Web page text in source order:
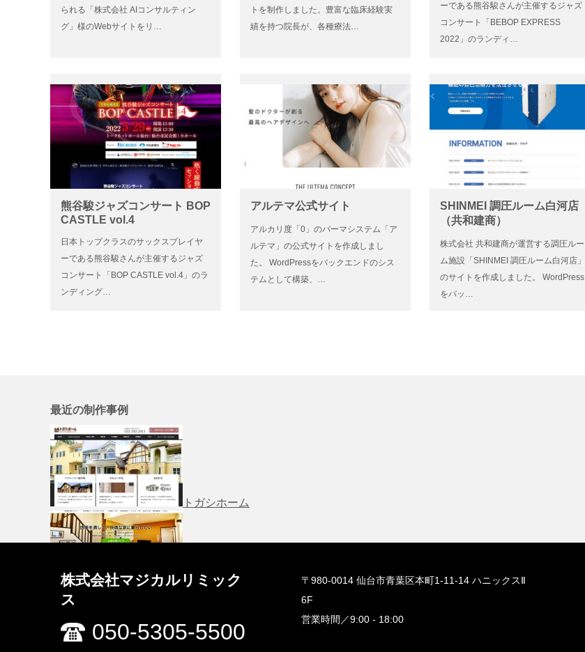
られる「株式会社 AIコンサルティン
グ」様のWebサイトをリ…
トを制作しました。豊富な臨床経験実
績を持つ院長が、各種療法…
ーである熊谷駿さんが主催するジャズ
コンサート「BEBOP EXPRESS
2022」のランディ…
熊谷駿ジャズコンサート BOP
CASTLE vol.4
日本トップクラスのサックスプレイヤ
ーである熊谷駿さんが主催するジャズ
コンサート「BOP CASTLE vol.4」のラ
ンディング…
アルテマ公式サイト
アルカリ度「0」のパーマシステム「ア
ルテマ」の公式サイトを作成しまし
た。 WordPressをバックエンドのシス
テムとして構築、…
SHINMEI 調圧ルーム白河店
（共和建商）
株式会社 共和建商が運営する調圧ルー
ム施設「SHINMEI 調圧ルーム白河店」
のサイトを作成しました。 WordPress
をバッ…
最近の制作事例
トガシホーム
山達工業
株式会社マジカルリミック
ス
050-5305-5500
〒980-0014 仙台市青葉区本町1-11-14 ハニックスⅡ
6F
営業時間／9:00 - 18:00